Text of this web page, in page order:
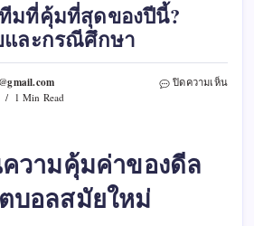
มที่คุ้มที่สุดของปีนี้?
และกรณีศึกษา
1 Min Read
ปิดความเห็นบน
วามคุ้มค่าของดีล
บอลสมัยใหม่